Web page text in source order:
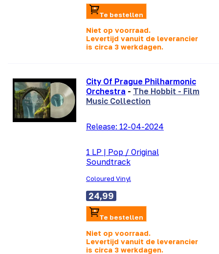
Te bestellen
Niet op voorraad.
Levertijd vanuit de leverancier
is circa 3 werkdagen.
City Of Prague Philharmonic
Orchestra - The Hobbit - Film
Music Collection
Release: 12-04-2024
1 LP | Pop / Original
Soundtrack
Coloured Vinyl
24,99
Te bestellen
Niet op voorraad.
Levertijd vanuit de leverancier
is circa 3 werkdagen.